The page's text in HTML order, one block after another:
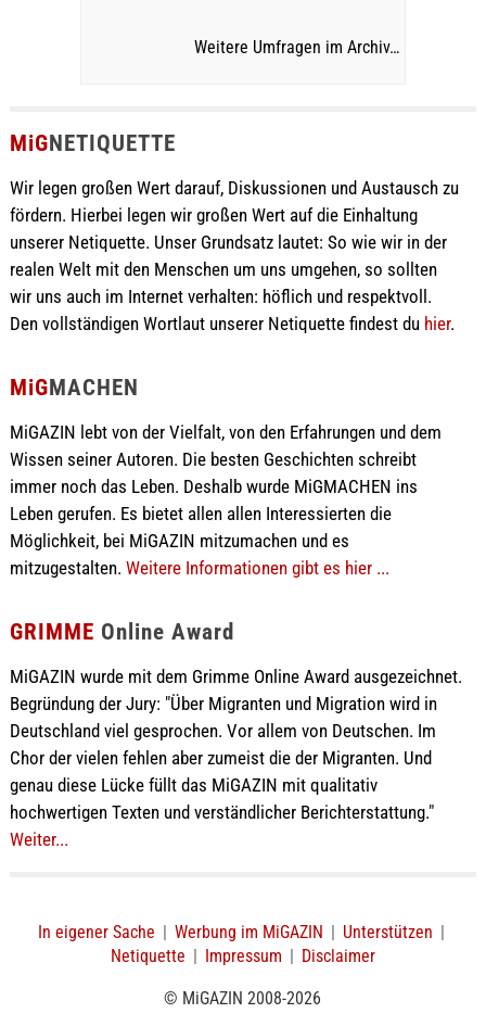
Weitere Umfragen im Archiv…
MiGNETIQUETTE
Wir legen großen Wert darauf, Diskussionen und Austausch zu
fördern. Hierbei legen wir großen Wert auf die Einhaltung
unserer Netiquette. Unser Grundsatz lautet: So wie wir in der
realen Welt mit den Menschen um uns umgehen, so sollten
wir uns auch im Internet verhalten: höflich und respektvoll.
Den vollständigen Wortlaut unserer Netiquette findest du hier.
MiGMACHEN
MiGAZIN lebt von der Vielfalt, von den Erfahrungen und dem
Wissen seiner Autoren. Die besten Geschichten schreibt
immer noch das Leben. Deshalb wurde MiGMACHEN ins
Leben gerufen. Es bietet allen allen Interessierten die
Möglichkeit, bei MiGAZIN mitzumachen und es
mitzugestalten. Weitere Informationen gibt es hier ...
GRIMME Online Award
MiGAZIN wurde mit dem Grimme Online Award ausgezeichnet.
Begründung der Jury: "Über Migranten und Migration wird in
Deutschland viel gesprochen. Vor allem von Deutschen. Im
Chor der vielen fehlen aber zumeist die der Migranten. Und
genau diese Lücke füllt das MiGAZIN mit qualitativ
hochwertigen Texten und verständlicher Berichterstattung."
Weiter...
In eigener Sache Werbung im MiGAZIN Unterstützen
Netiquette
Impressum Disclaimer
© MiGAZIN 2008-2026